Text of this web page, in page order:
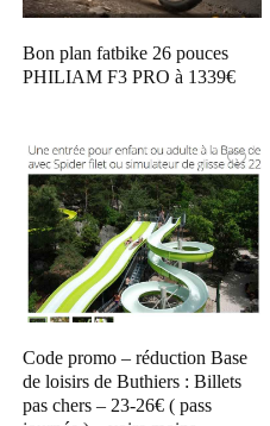
Bon plan fatbike 26 pouces
PHILIAM F3 PRO à 1339€
Code promo – réduction Base
de loisirs de Buthiers : Billets
pas chers – 23-26€ ( pass